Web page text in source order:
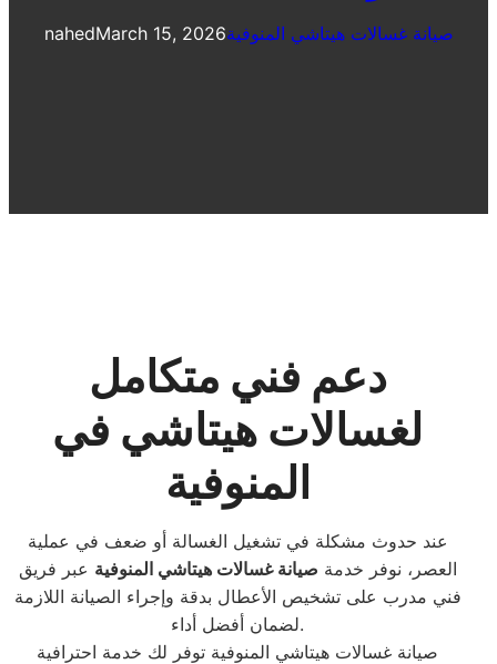
nahedMarch 15, 2026صيانة غسالات هيتاشي المنوفية
دعم فني متكامل
لغسالات هيتاشي في
المنوفية
عند حدوث مشكلة في تشغيل الغسالة أو ضعف في عملية
العصر، نوفر خدمة صيانة غسالات هيتاشي المنوفية عبر فريق
فني مدرب على تشخيص الأعطال بدقة وإجراء الصيانة اللازمة
لضمان أفضل أداء.
صيانة غسالات هيتاشي المنوفية توفر لك خدمة احترافية